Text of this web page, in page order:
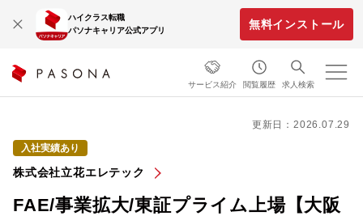
ハイクラス転職
パソナキャリア公式アプリ
無料インストール
サービス紹介 閲覧履歴 求人検索
更新日：2026.07.29
入社実績あり
株式会社立花エレテック
FAE/事業拡大/東証プライム上場【大阪